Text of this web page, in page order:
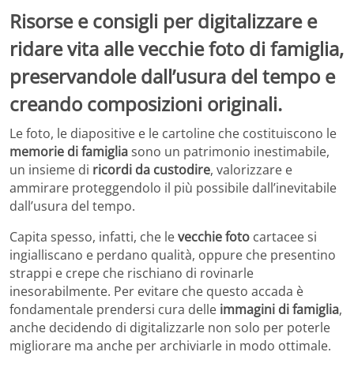
Risorse e consigli per digitalizzare e
ridare vita alle vecchie foto di famiglia,
preservandole dall’usura del tempo e
creando composizioni originali.
Le foto, le diapositive e le cartoline che costituiscono le
memorie di famigliasono un patrimonio inestimabile,
un insieme di ricordi da custodire, valorizzare e
ammirare proteggendolo il più possibile dall’inevitabile
dall’usura del tempo.
Capita spesso, infatti, che levecchie foto cartacee si
ingialliscano e perdano qualità, oppure che presentino
strappi e crepe che rischiano di rovinarle
inesorabilmente. Per evitare che questo accada è
fondamentale prendersi cura delle immagini di famiglia,
anche decidendo di digitalizzarle non solo per poterle
migliorare ma anche per archiviarle in modo ottimale.